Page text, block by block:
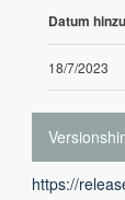
Datum
18/7/2023
https://